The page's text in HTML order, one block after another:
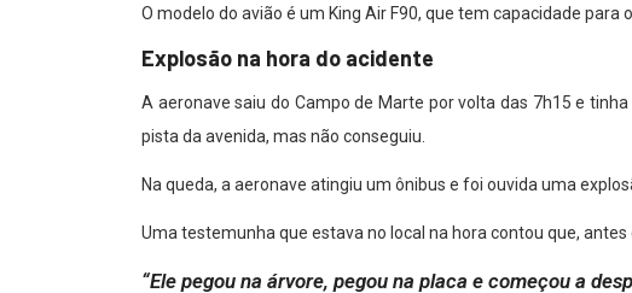
O modelo do avião é um King Air F90, que tem capacidade
Explosão na hora do acidente
A aeronave saiu do Campo de Marte por volta das 7h15 e
pista da avenida, mas não conseguiu.
Na queda, a aeronave atingiu um ônibus e foi ouvida uma
Uma testemunha que estava no local na hora contou que,
“Ele pegou na árvore, pegou na placa e começou a